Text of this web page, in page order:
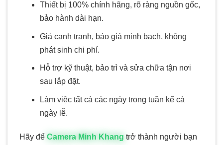
Thiết bị 100% chính hãng, rõ ràng nguồn gốc,
bảo hành dài hạn.
Giá cạnh tranh, báo giá minh bạch, không
phát sinh chi phí.
Hỗ trợ kỹ thuật, bảo trì và sửa chữa tận nơi
sau lắp đặt.
Làm việc tất cả các ngày trong tuần kể cả
ngày lễ.
Hãy để Camera Minh Khang trở thành người bạn